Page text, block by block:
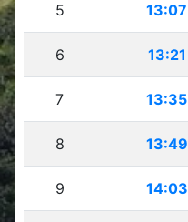
5 13:07
6 13:21
7 13:35
8 13:49
9 14:03